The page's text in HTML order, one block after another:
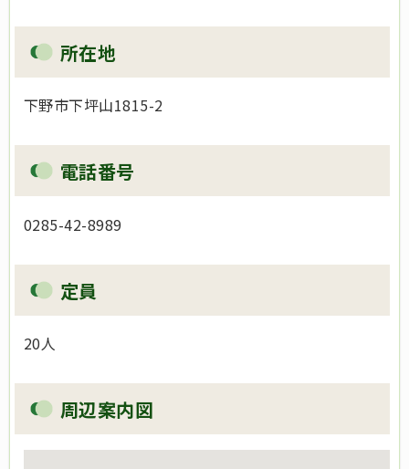
所在地
下野市下坪山1815-2
電話番号
0285-42-8989
定員
20人
周辺案内図